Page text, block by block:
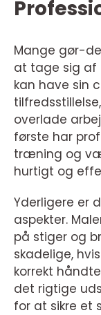
Mange gør-
at tage sig af
kan have sin
overlade
første har
træning og
hurtigt og
Yderligere er
aspekter.
på stiger og
skadelige,
korrekt
det rigtige
for at sikre et